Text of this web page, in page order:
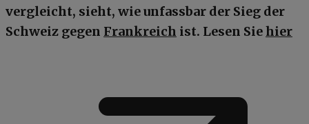
vergleicht, sieht, wie unfassbar der Sieg der
Schweiz gegen Frankreich ist. Lesen Siehier